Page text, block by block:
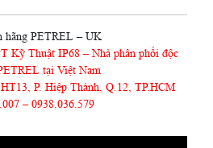
hãng PETREL – UK
Kỹ Thuật IP68 – Nhà phân phối độc
tại Việt Nam
P. Hiệp Thành, Q.12, TP.HCM
– 0938.036.579